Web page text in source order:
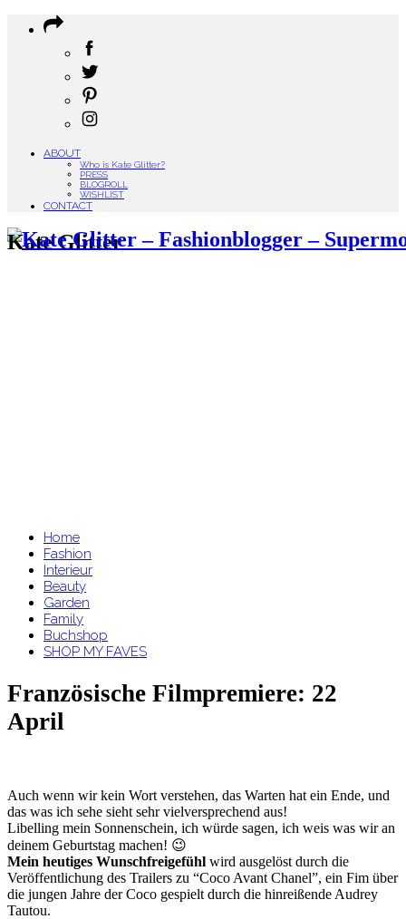
ABOUT
Who is Kate Glitter?
PRESS
BLOGROLL
WISHLIST
CONTACT
Kate Glitter
Home
Fashion
Interieur
Beauty
Garden
Family
Buchshop
SHOP MY FAVES
Französische Filmpremiere: 22
April
Auch wenn wir kein Wort verstehen, das Warten hat ein Ende, und
das was ich sehe sieht sehr vielversprechend aus!
Libelling mein Sonnenschein, ich würde sagen, ich weis was wir an
deinem Geburtstag machen! 😉
Mein heutiges Wunschfreigefühl wird ausgelöst durch die
Veröffentlichung des Trailers zu “Coco Avant Chanel”, ein Fim über
die jungen Jahre der Coco gespielt durch die hinreißende Audrey
Tautou.